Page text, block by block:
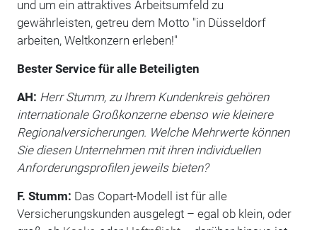
und um ein attraktives Arbeitsumfeld zu
gewährleisten, getreu dem Motto "in Düsseldorf
arbeiten, Weltkonzern erleben!"
Bester Service für alle Beteiligten
AH: Herr Stumm, zu Ihrem Kundenkreis gehören
internationale Großkonzerne ebenso wie kleinere
Regionalversicherungen. Welche Mehrwerte können
Sie diesen Unternehmen mit ihren individuellen
Anforderungsprofilen jeweils bieten?
F. Stumm: Das Copart-Modell ist für alle
Versicherungskunden ausgelegt – egal ob klein, oder